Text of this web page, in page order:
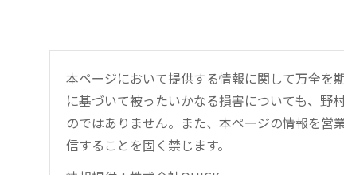
本ページにおいて提供する情報に関して万全を
に基づいて被ったいかなる損害についても、野
のではありません。また、本ページの情報を
信することを固く禁じます。